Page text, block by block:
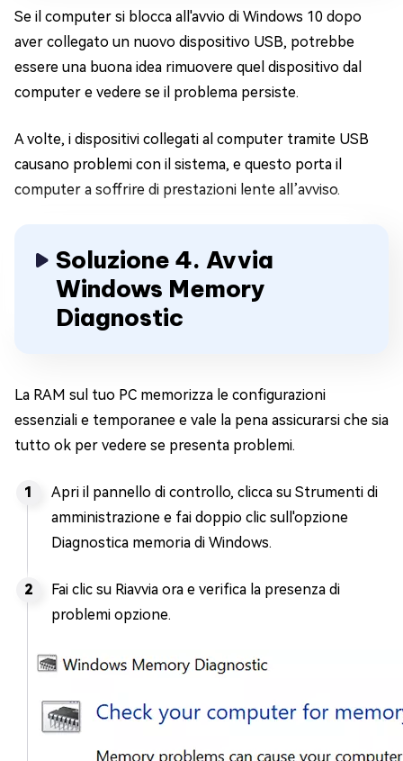
Se il computer si blocca all'avvio di Windows 10 dopo
aver collegato un nuovo dispositivo USB, potrebbe
essere una buona idea rimuovere quel dispositivo dal
computer e vedere se il problema persiste.
A volte, i dispositivi collegati al computer tramite USB
causano problemi con il sistema, e questo porta il
computer a soffrire di prestazioni lente all’avviso.
Soluzione 4. Avvia
Windows Memory
Diagnostic
La RAM sul tuo PC memorizza le configurazioni
essenziali e temporanee e vale la pena assicurarsi che sia
tutto ok per vedere se presenta problemi.
Apri il pannello di controllo, clicca su Strumenti di
amministrazione e fai doppio clic sull'opzione
Diagnostica memoria di Windows.
Fai clic su Riavvia ora e verifica la presenza di
problemi opzione.